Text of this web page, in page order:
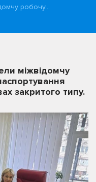
робочу…
міжвідомчу
закритого типу.